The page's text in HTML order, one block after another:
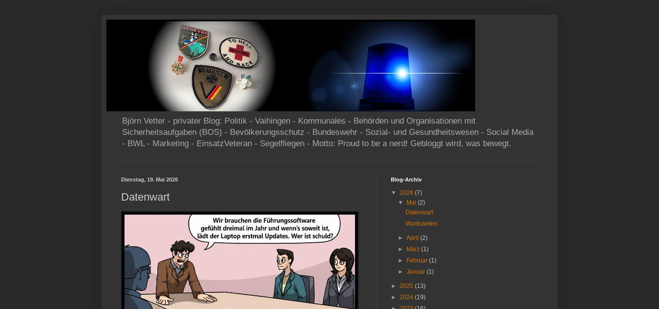
Björn Vetter - privater Blog: Politik - Vaihingen - Kommunales - Behörden und Organisationen mit
Sicherheitsaufgaben (BOS) - Bevölkerungsschutz - Bundeswehr - Sozial- und Gesundheitswesen - Social Media
- BWL - Marketing - EinsatzVeteran - Segelfliegen - Motto: Proud to be a nerd! Gebloggt wird, was bewegt.
Dienstag, 19. Mai 2026
Datenwart
Blog-Archiv
▼ 2026 (7)
▼
Mai(2)
Datenwart
Wartezeiten
►April(2)
►
März(1)
►
Februar(1)
►Januar(1)
► 2025 (13)
► 2024 (19)